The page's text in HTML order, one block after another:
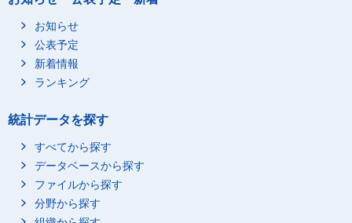
お知らせ
公表予定
新着情報
ランキング
統計データを探す
すべてから探す
データベースから探す
ファイルから探す
分野から探す